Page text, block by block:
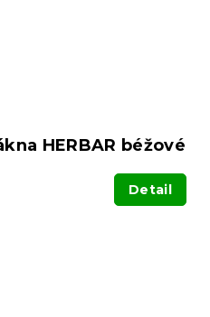
HERBAR béžové
Detail